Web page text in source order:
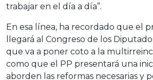
trabajar en el día a día”.
En esa línea, ha recordado que el
llegará al Congreso de los
que va a poner coto a la
como que el PP presentará una
aborden las reformas necesarias y